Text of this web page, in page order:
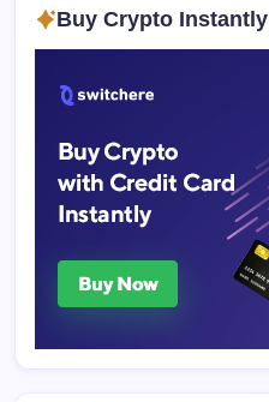
Buy Crypto Instantly